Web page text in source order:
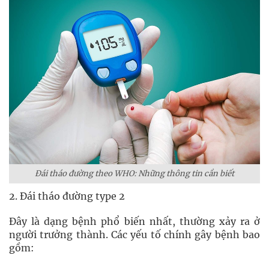
Đái tháo đường theo WHO: Những thông tin cần biết
2. Đái tháo đường type 2
Đây là dạng bệnh phổ biến nhất, thường xảy ra ở
người trưởng thành. Các yếu tố chính gây bệnh bao
gồm: